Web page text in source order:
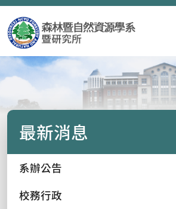
最新消息
系辦公告
校務行政